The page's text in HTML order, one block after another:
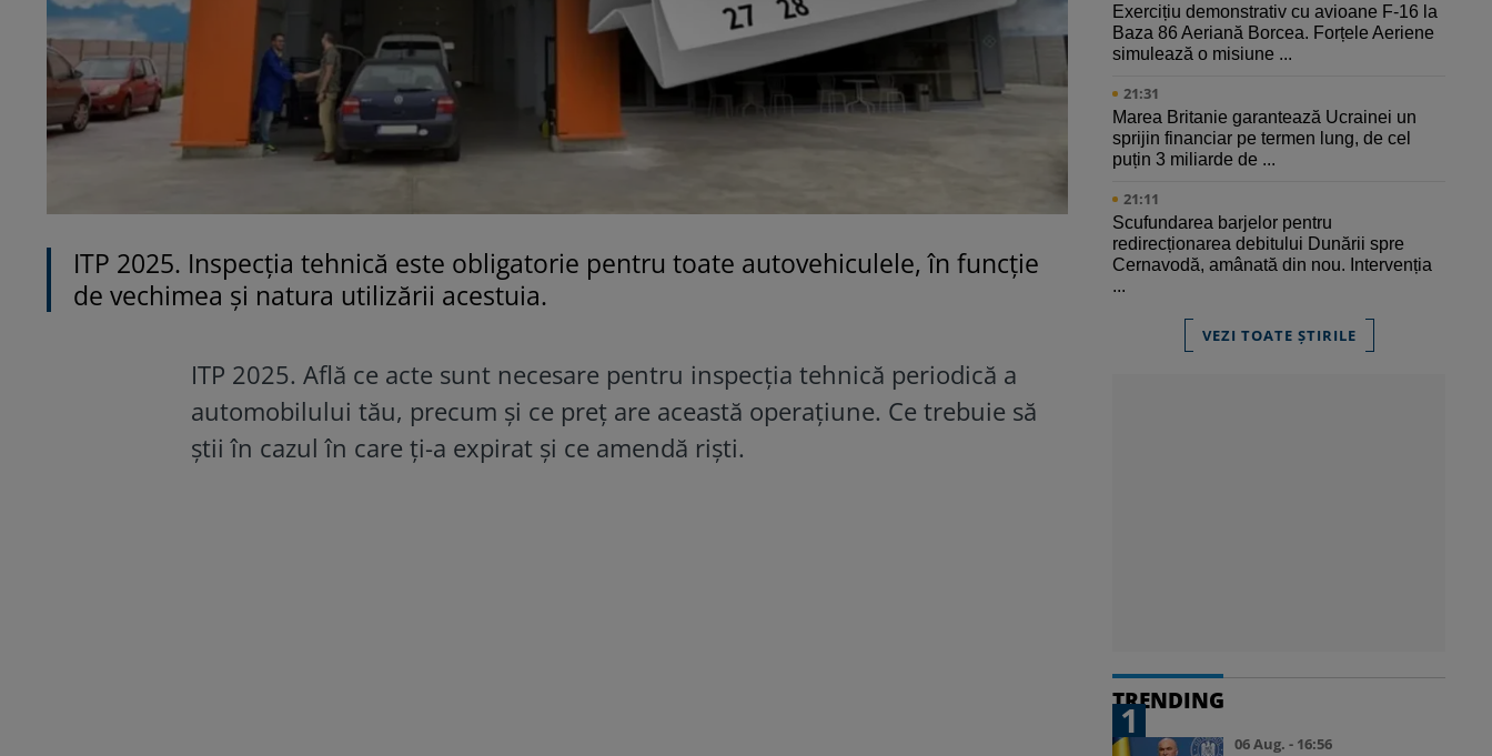
ITP 2025. Inspecția tehnică este obligatorie pentru toate autovehiculele, în funcție
de vechimea și natura utilizării acestuia.
ITP 2025. Află ce acte sunt necesare pentru inspecția tehnică periodică a
automobilului tău, precum și ce preț are această operațiune. Ce trebuie să
știi în cazul în care ți-a expirat și ce amendă riști.
Exercițiu demonstrativ cu avioane F-16 la
Baza 86 Aeriană Borcea. Forțele Aeriene
simulează o misiune ...
21:31
Marea Britanie garantează Ucrainei un
sprijin financiar pe termen lung, de cel
puțin 3 miliarde de ...
21:11
Scufundarea barjelor pentru
redirecționarea debitului Dunării spre
Cernavodă, amânată din nou. Intervenția
...
VEZI TOATE ȘTIRILE
TRENDING
1
06 Aug. - 16:56